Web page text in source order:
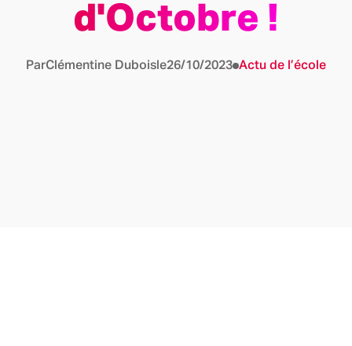
d'Octobre !
ParClémentine Dubois le26/10/2023 Actu de l’école